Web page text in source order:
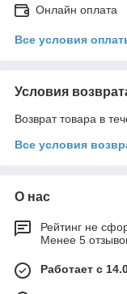
Онлайн оплата
Все условия
Условия
Возврат товара в
Все условия
О нас
Рейтинг не
Менее 5
Работает с